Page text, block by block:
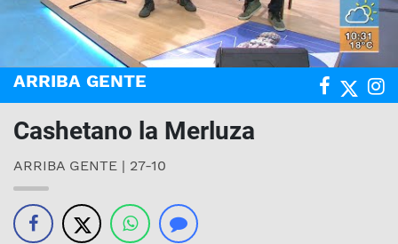
Video
ARRIBA GENTE
Cashetano la Merluza
ARRIBA GENTE | 27-10